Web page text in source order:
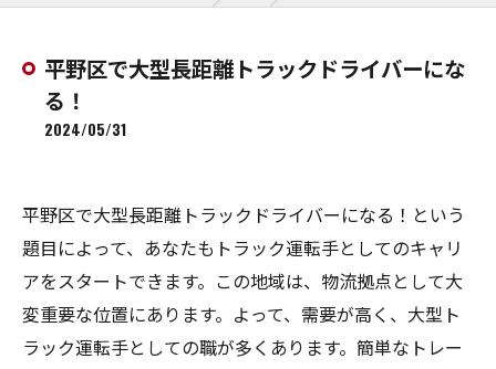
平野区で大型長距離トラックドライバーにな
る！
2024/05/31
平野区で大型長距離トラックドライバーになる！という
題目によって、あなたもトラック運転手としてのキャリ
アをスタートできます。この地域は、物流拠点として大
変重要な位置にあります。よって、需要が高く、大型ト
ラック運転手としての職が多くあります。簡単なトレー